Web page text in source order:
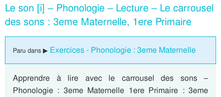
Le son [i] – Phonologie – Lecture – Le carrousel
des sons : 3eme Maternelle, 1ere Primaire
Paru dans ▶ Exercices - Phonologie : 3eme Maternelle
Apprendre à lire avec le carrousel des sons –
Phonologie : 3eme Maternelle 1ere Primaire : 3eme